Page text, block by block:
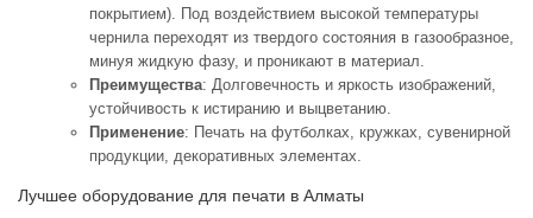
покрытием). Под воздействием высокой температуры
чернила переходят из твердого состояния в газообразное,
минуя жидкую фазу, и проникают в материал.
Преимущества: Долговечность и яркость изображений,
устойчивость к истиранию и выцветанию.
Применение: Печать на футболках, кружках, сувенирной
продукции, декоративных элементах.
Лучшее оборудование для печати в Алматы